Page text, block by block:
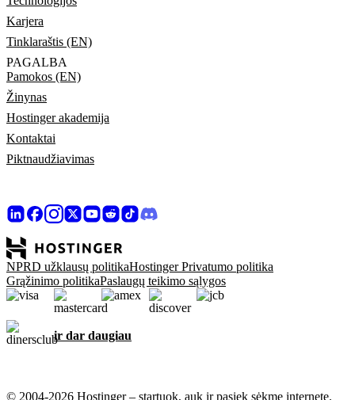
Karjera
Tinklaraštis (EN)
PAGALBA
Pamokos (EN)
Žinynas
Hostinger akademija
Kontaktai
Piktnaudžiavimas
NPRD užklausų politikaHostinger Privatumo politika
Grąžinimo politikaPaslaugų teikimo sąlygos
ir dar daugiau
© 2004-2026 Hostinger – startuok, auk ir pasiek sėkmę internete.